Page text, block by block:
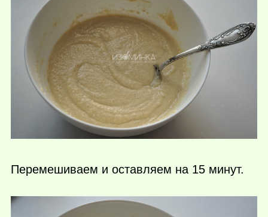
Перемешиваем и оставляем на 15 минут.